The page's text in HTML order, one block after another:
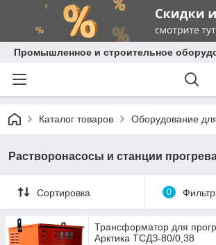
Промышленное и строительное
Каталог товаров Оборудование
Растворонасосы и станции
Сортировка 0
Трансформатор для
Арктика ТСДЗ-80/0,38